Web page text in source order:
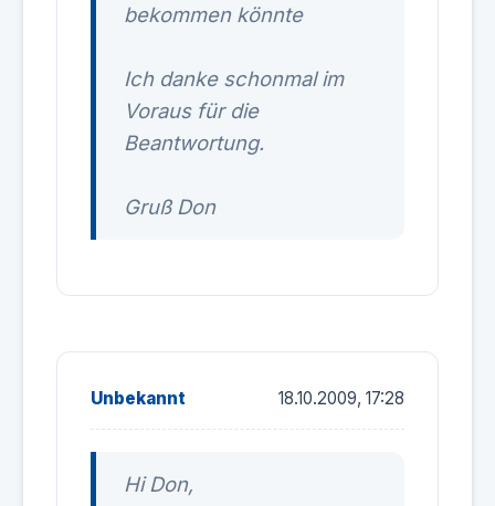
bekommen könnte
Ich danke schonmal im
Voraus für die
Beantwortung.
Gruß Don
Unbekannt 18.10.2009, 17:28
Hi Don,